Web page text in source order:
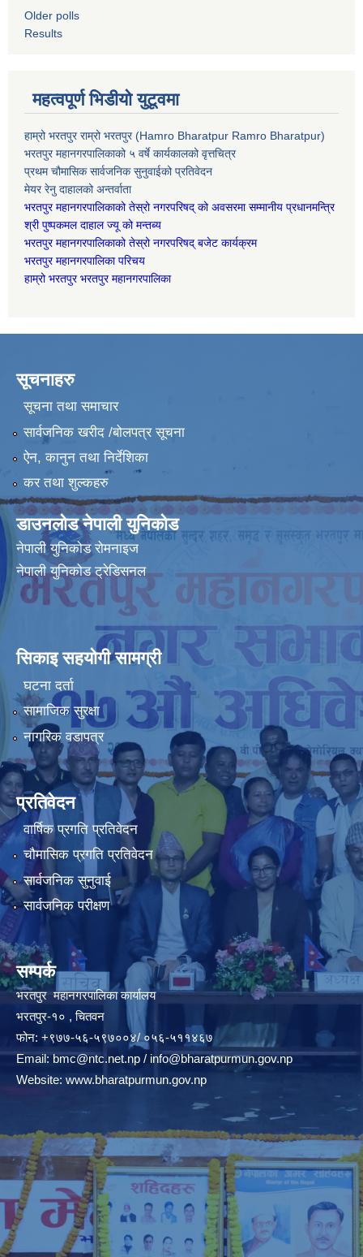
Older polls
Results
महत्वपूर्ण भिडीयो युटूवमा
हाम्रो भरतपुर राम्रो भरतपुर (Hamro Bharatpur Ramro Bharatpur)
भरतपुर महानगरपालिकाको ५ वर्षे कार्यकालको वृत्तचित्र
प्रथम चौमासिक सार्वजनिक सुनुवाईको प्रतिवेदन
मेयर रेनु दाहालको अन्तर्वाता
भरतपुर महानगरपालिकाको तेस्रो नगरपरिषद् को अवसरमा सम्मानीय प्रधानमन्त्रि
श्री पुष्पकमल दाहाल ज्यू को मन्तब्य
भरतपुर महानगरपालिकाको तेस्रो नगरपरिषद् बजेट कार्यक्रम
भरतपुर महानगरपालिका परिचय
हाम्रो भरतपुर भरतपुर महानगरपालिका
सूचनाहरु
सूचना तथा समाचार
सार्वजनिक खरीद /बोलपत्र सूचना
ऐन, कानुन तथा निर्देशिका
कर तथा शुल्कहरु
डाउनलोड नेपाली युनिकोड
नेपाली युनिकोड रोमनाइज
नेपाली युनिकोड ट्रेडिसनल
सिकाइ सहयोगी सामग्री
घटना दर्ता
सामाजिक सुरक्षा
नागरिक वडापत्र
प्रतिवेदन
वार्षिक प्रगति प्रतिवेदन
चौमासिक प्रगति प्रतिवेदन
सार्वजनिक सुनुवाई
सार्वजनिक परीक्षण
सम्पर्क
भरतपुर महानगरपालिका कार्यालय
भरतपुर-१० , चितवन
फोन: +९७७-५६-५९७००४/ ०५६-५११४६७
Email:bmc@ntc.net.np / info@bharatpurmun.gov.np
Website: www.bharatpurmun.gov.np